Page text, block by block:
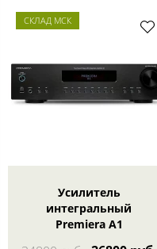
СКЛАД МСК
Усилитель
интегральный
Premiera A1